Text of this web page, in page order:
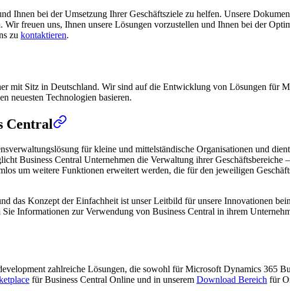
Ihnen bei der Umsetzung Ihrer Geschäftsziele zu helfen. Unsere
freuen uns, Ihnen unsere Lösungen vorzustellen und Ihnen bei der
zu kontaktieren.
mit Sitz in Deutschland. Wir sind auf die Entwicklung von Lösungen für
neuesten Technologien basieren.
Central
für kleine und mittelständische Organisationen und
Business Central Unternehmen die Verwaltung ihrer
um weitere Funktionen erweitert werden, die für den jeweiligen
das Konzept der Einfachheit ist unser Leitbild für unsere Innovationen
Informationen zur Verwendung von Business Central in ihrem
zahlreiche Lösungen, die sowohl für Microsoft Dynamics 365
für Business Central Online und in unserem Download Bereich für